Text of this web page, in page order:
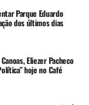
Parque Eduardo
dos últimos dias
Eliezer Pacheco
hoje no Café